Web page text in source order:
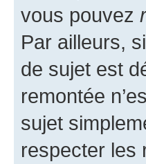
vous pouvez
Par ailleurs,
de sujet est
remontée
sujet
respecter les